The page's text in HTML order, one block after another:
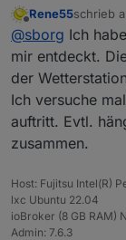
Habt
Pauschal
Display/
Welche
"DNS"
Falls
URL zum
Offline
Rene55schrieb
zuletzt
@sborg Ich
mir entdeckt.
der
Ich versuche
auftritt. Evtl.
zusammen.
Host: Fujitsu Intel(R)
lxc Ubuntu 22.04
ioBroker (8 GB RAM)
Admin: 7.6.3